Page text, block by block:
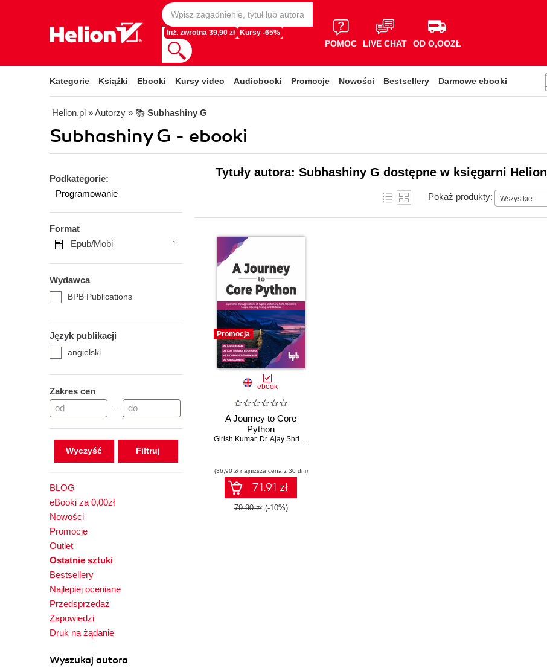
Inż. zwrotna 39,90 zł Kursy -65%
POMOC LIVE CHAT OD O,OOZŁ
Kategorie Książki Ebooki Kursy video Audiobooki Promocje Nowości Bestsellery Darmowe ebooki
Helion.pl » Autorzy » 📚 Subhashiny G
Subhashiny G - ebooki
Podkategorie:
Programowanie
Format
Epub/Mobi
1
Wydawca
BPB Publications
Język publikacji
angielski
Zakres cen
–
Wyczyść
BLOG
eBooki za 0,00zł
Nowości
Promocje
Outlet
Ostatnie sztuki
Bestsellery
Najlepiej oceniane
Przedsprzedaż
Zapowiedzi
Druk na żądanie
Wyszukaj autora
Tytuły autora: Subhashiny G dostępne w księgarni Helion
Pokaż produkty: Wszystkie
Promocja
ebook
A Journey to Core
Python
Girish Kumar, Dr. Ajay Shriram Kushwah
(36,90 zł najniższa cena z 30 dni)
71.91 zł
79.90 zł (-10%)